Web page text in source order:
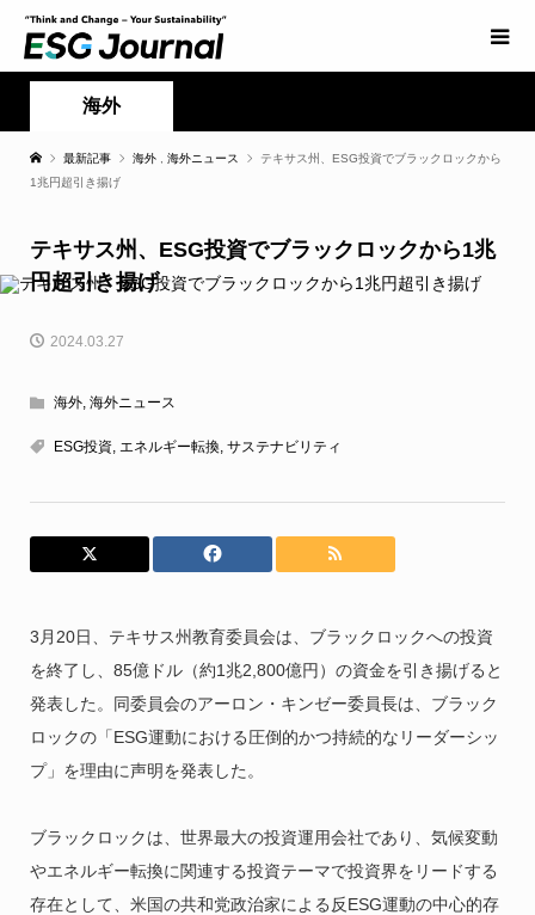
海外
最新記事 海外 海外ニュース
テキサス州、ESG投資でブラックロックから
1兆円超引き揚げ
テキサス州、ESG投資でブラックロックから1兆
円超引き揚げ
2024.03.27
海外, 海外ニュース
ESG投資, エネルギー転換, サステナビリティ
3月20日、テキサス州教育委員会は、ブラックロックへの投資
を終了し、85億ドル（約1兆2,800億円）の資金を引き揚げると
発表した。同委員会のアーロン・キンゼー委員長は、ブラック
ロックの「ESG運動における圧倒的かつ持続的なリーダーシッ
プ」を理由に声明を発表した。
ブラックロックは、世界最大の投資運用会社であり、気候変動
やエネルギー転換に関連する投資テーマで投資界をリードする
存在として、米国の共和党政治家による反ESG運動の中心的存